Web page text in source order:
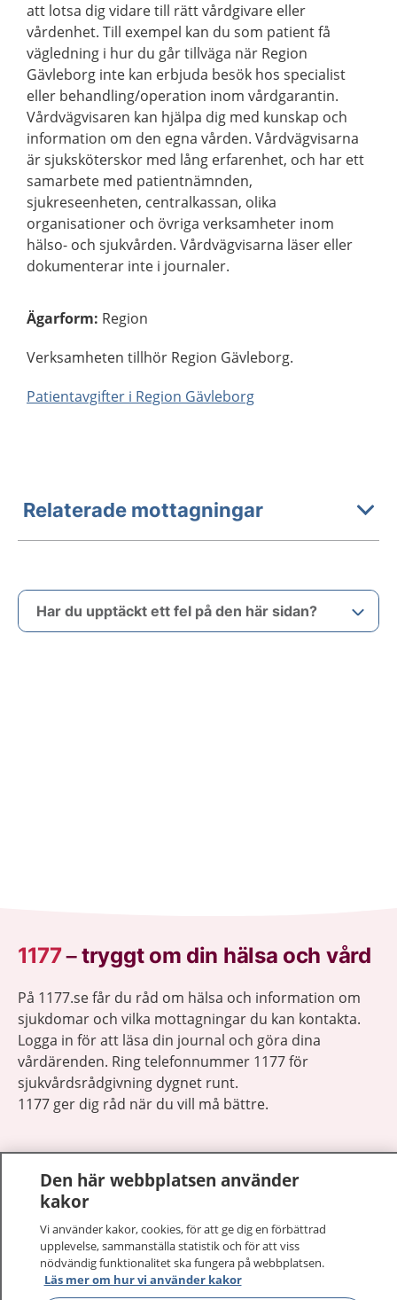
att lotsa dig vidare till rätt vårdgivare eller
vårdenhet. Till exempel kan du som patient få
vägledning i hur du går tillväga när Region
Gävleborg inte kan erbjuda besök hos specialist
eller behandling/operation inom vårdgarantin.
Vårdvägvisaren kan hjälpa dig med kunskap och
information om den egna vården. Vårdvägvisarna
är sjuksköterskor med lång erfarenhet, och har ett
samarbete med patientnämnden,
sjukreseenheten, centralkassan, olika
organisationer och övriga verksamheter inom
hälso- och sjukvården. Vårdvägvisarna läser eller
dokumenterar inte i journaler.
Ägarform: Region
Verksamheten tillhör Region Gävleborg.
Patientavgifter i Region Gävleborg
Relaterade mottagningar
Har du upptäckt ett fel på den här sidan?
1177–tryggt om din hälsa och vård
På 1177.se får du råd om hälsa och information om
sjukdomar och vilka mottagningar du kan kontakta.
Logga in för att läsa din journal och göra dina
vårdärenden. Ring telefonnummer 1177 för
sjukvårdsrådgivning dygnet runt.
1177 ger dig råd när du vill må bättre.
1177 på flera språk
Om 1177
Den här webbplatsen använder
kakor
Vi använder kakor, cookies, för att ge dig en förbättrad
upplevelse, sammanställa statistik och för att viss
nödvändig funktionalitet ska fungera på webbplatsen.
Läs mer om hur vi använder kakor